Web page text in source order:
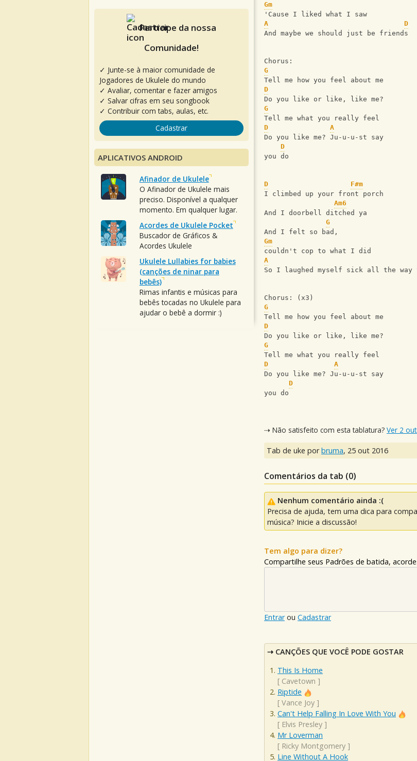
Gm
'Cause I liked what I saw
A
D
And maybe we should just be friends
Chorus:
G
Tell me how you feel about me
D
Do you like or like, like me?
G
Tell me what you really feel
D
A
Do you like me? Ju-u-u-st say
D
you do
D
F#m
I climbed up your front porch
Am6
And I doorbell ditched ya
G
And I felt so bad,
Gm
couldn't cop to what I did
A
So I laughed myself sick all the way
Chorus: (x3)
G
Tell me how you feel about me
D
Do you like or like, like me?
G
Tell me what you really feel
D
A
Do you like me? Ju-u-u-st say
D
you do
⇢ Não satisfeito com esta tablatura? Ver 2
Tab de uke porbruma, 25 out 2016
Comentários da tab (0)
Nenhum comentário ainda :(
Precisa de ajuda, tem uma dica para
música? Inicie a discussão!
Tem algo para dizer?
Compartilhe seus Padrões de batida,
Entrarou Cadastrar
CANÇÕES QUE VOCÊ PODE GOSTAR
This Is Home
[ Cavetown ]
Riptide
[ Vance Joy ]
Can't Help Falling In Love With You
[ Elvis Presley ]
Mr Loverman
[ Ricky Montgomery ]
Line Without A Hook
Participe da nossa
Comunidade!
✓ Junte-se à maior comunidade de
Jogadores de Ukulele do mundo
✓ Avaliar, comentar e fazer amigos
✓ Salvar cifras em seu songbook
✓ Contribuir com tabs, aulas, etc.
Cadastrar
APLICATIVOS ANDROID
Afinador de Ukulele
O Afinador de Ukulele mais
preciso. Disponível a qualquer
momento. Em qualquer lugar.
Acordes de Ukulele Pocket
Buscador de Gráficos &
Acordes Ukulele
Ukulele Lullabies for babies
(canções de ninar para
bebês)
Rimas infantis e músicas para
bebês tocadas no Ukulele para
ajudar o bebê a dormir :)